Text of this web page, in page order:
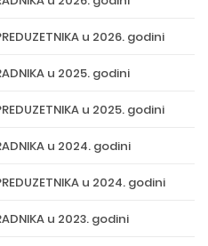
u 2026. godini
u 2025. godini
u 2025. godini
u 2024. godini
u 2024. godini
u 2023. godini